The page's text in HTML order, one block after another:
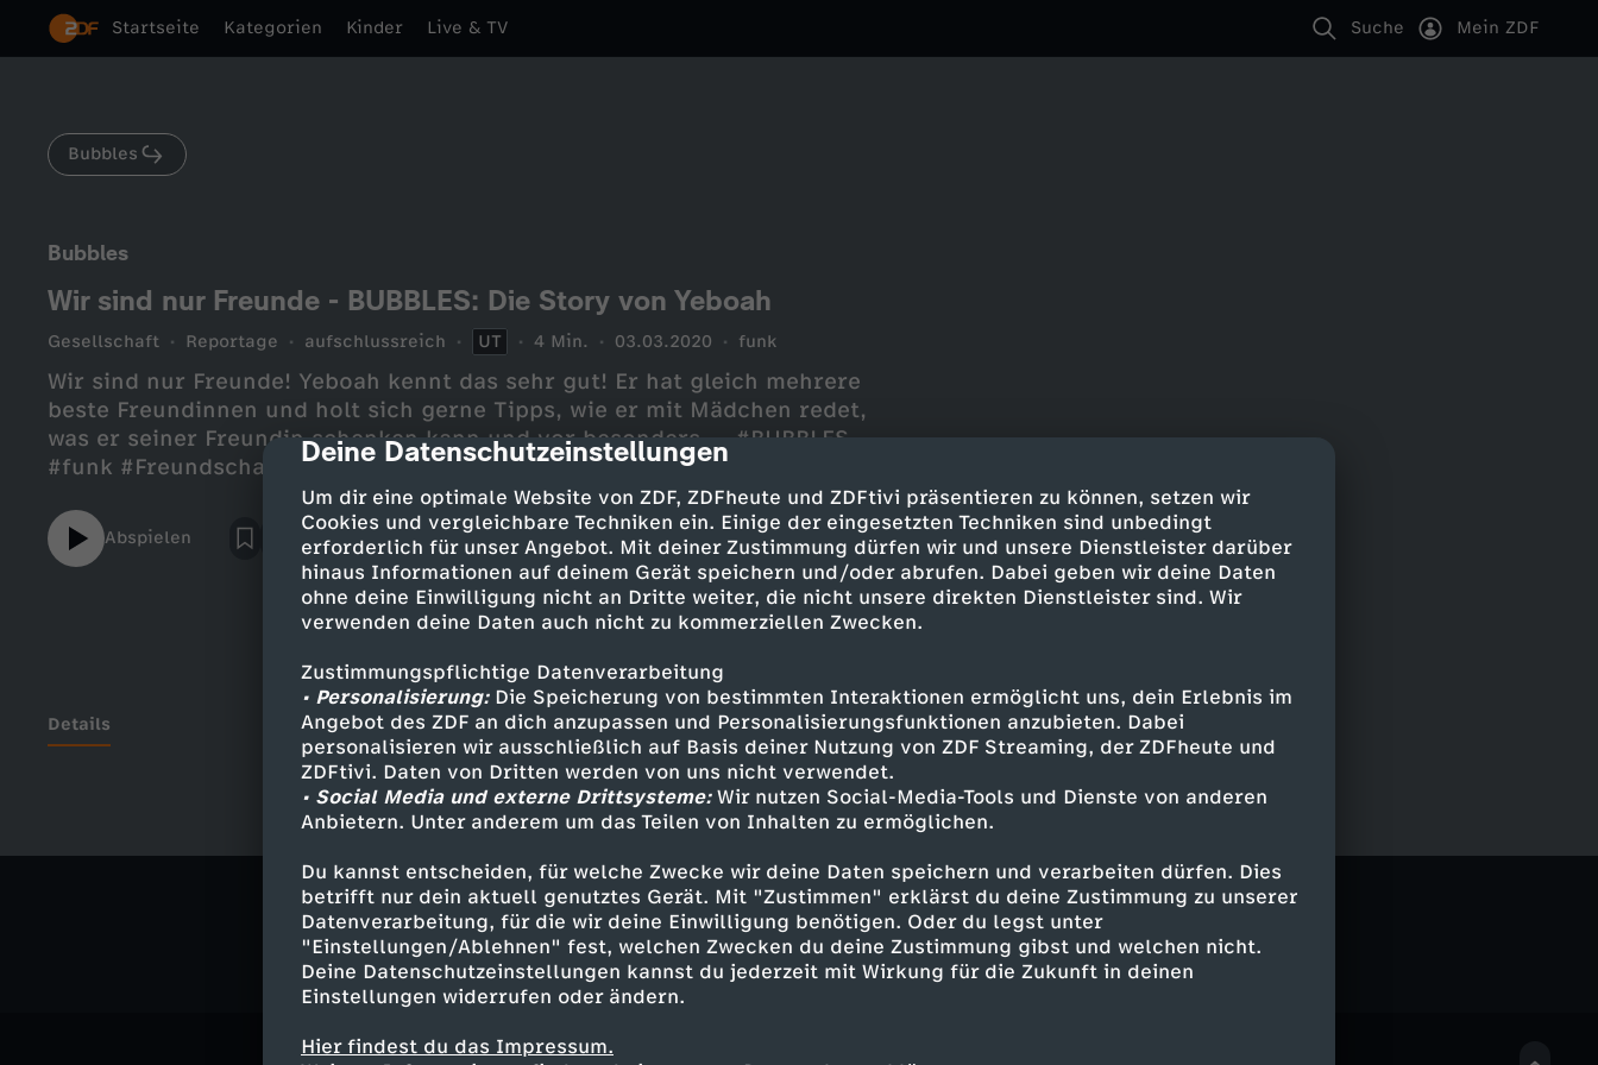
cmp-dialog-description
Deine Datenschutzeinstellungen
Um dir eine optimale Website von ZDF, ZDFheute und ZDFtivi präsentieren zu können, setzen wir
Cookies und vergleichbare Techniken ein. Einige der eingesetzten Techniken sind unbedingt
erforderlich für unser Angebot. Mit deiner Zustimmung dürfen wir und unsere Dienstleister darüber
hinaus Informationen auf deinem Gerät speichern und/oder abrufen. Dabei geben wir deine Daten
ohne deine Einwilligung nicht an Dritte weiter, die nicht unsere direkten Dienstleister sind. Wir
verwenden deine Daten auch nicht zu kommerziellen Zwecken.
Zustimmungspflichtige Datenverarbeitung
• Personalisierung:Die Speicherung von bestimmten Interaktionen ermöglicht uns, dein Erlebnis im
Angebot des ZDF an dich anzupassen und Personalisierungsfunktionen anzubieten. Dabei
personalisieren wir ausschließlich auf Basis deiner Nutzung von ZDF Streaming, der ZDFheute und
ZDFtivi. Daten von Dritten werden von uns nicht verwendet.
• Social Media und externe Drittsysteme:Wir nutzen Social-Media-Tools und Dienste von anderen
Anbietern. Unter anderem um das Teilen von Inhalten zu ermöglichen.
Du kannst entscheiden, für welche Zwecke wir deine Daten speichern und verarbeiten dürfen. Dies
betrifft nur dein aktuell genutztes Gerät. Mit "Zustimmen" erklärst du deine Zustimmung zu unserer
Datenverarbeitung, für die wir deine Einwilligung benötigen. Oder du legst unter
"Einstellungen/Ablehnen" fest, welchen Zwecken du deine Zustimmung gibst und welchen nicht.
Deine Datenschutzeinstellungen kannst du jederzeit mit Wirkung für die Zukunft in deinen
Einstellungen widerrufen oder ändern.
Hier findest du das Impressum.
Startseite Kategorien Kinder Live & TV Suche Mein ZDF
Bubbles
Bubbles
Wir sind nur Freunde - BUBBLES: Die Story von Yeboah
Gesellschaft Reportage aufschlussreich UT 4 Min. 03.03.2020 funk
Wir sind nur Freunde! Yeboah kennt das sehr gut! Er hat gleich mehrere
beste Freundinnen und holt sich gerne Tipps, wie er mit Mädchen redet,
was er seiner Freundin schenken kann und vor besonders ... #BUBBLES
#funk #Freundschaft
Abspielen
Details
Ähnliche Inhalte entdecken
Gesellschaft Reportage aufschlussreich Untertitel Bubbles